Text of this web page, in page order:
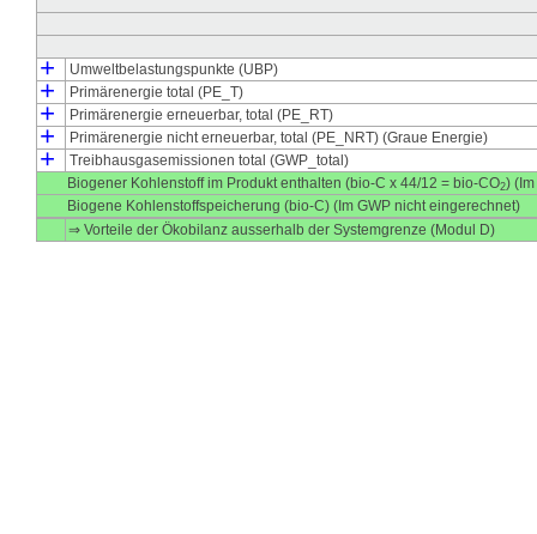
+ Umweltbelastungspunkte (UBP)
┣ Umweltbelastungspunkte Herstellung (UBP_pro)
┗ Umweltbelastungspunkte Entsorgung (UBP_dis)
+ Primärenergie total (PE_T)
┣ Primärenergie Herstellung (PE_pro)
┃ ┣ Primärenergie Herstellung, energetisch genutzt (PE_E_pro)
┃ ┗ Primärenergie Herstellung, stofflich gebunden (PE_M_pro)
┗ Primärenergie Entsorgung (PE_dis)
+ Primärenergie erneuerbar, total (PE_RT)
┣ Primärenergie erneuerbar Herstellung total (PE_RT_pro)
┃ ┣ Primärenergie erneuerbar Herstellung, energetisch genutzt
┃ ┗ Primärenergie erneuerbar Herstellung, stofflich gebunden
┗ Primärenergie erneuerbar Entsorgung (PE_RT_dis)
+ Primärenergie nicht erneuerbar, total (PE_NRT) (Graue Energie)
┣ Primärenergie nicht erneuerbar Herstellung (PE_NRT_pro)
┃ ┣ Primärenergie nicht erneuerbar Herstellung, energetisch
┃ ┗ Primärenergie nicht erneuerbar Herstellung, stofflich
┗ Primärenergie nicht erneuerbar Entsorgung (PE_NRT_dis)
+ Treibhausgasemissionen total (GWP_total)
┣ Treibhausgasemissionen Herstellung (GWP_pro)
┗ Treibhausgasemissionen Entsorgung (GWP_dis)
Biogener Kohlenstoff im Produkt enthalten (bio-C x 44/12 = bio-CO2)
Biogene Kohlenstoffspeicherung (bio-C) (Im GWP nicht eingerechnet)
⇒ Vorteile der Ökobilanz ausserhalb der Systemgrenze (Modul D)